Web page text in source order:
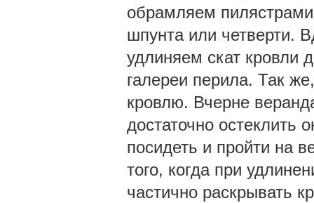
обрамляем
шпунта или четверти.
удлиняем скат кровли
галереи перила. Так
кровлю. Вчерне
достаточно остеклить
посидеть и пройти на
того, когда при
частично раскрывать